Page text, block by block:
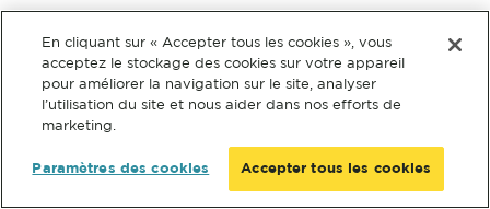
En cliquant sur « Accepter tous les cookies », vous
acceptez le stockage des cookies sur votre appareil
pour améliorer la navigation sur le site, analyser
l’utilisation du site et nous aider dans nos efforts de
marketing.
Paramètres des cookies Accepter tous les cookies